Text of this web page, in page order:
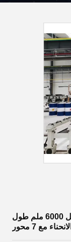
إطار الباب 500 طن CNC الصحافة الفرامل 6000 ملم طول
الانحناء مع 7 محور